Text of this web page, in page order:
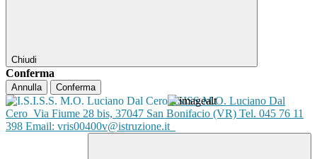
Chiudi
Conferma
Annulla Conferma
ISISS M.O. Luciano Dal
Cero Via Fiume 28 bis, 37047 San Bonifacio (VR) Tel. 045 76 11
398 Email: vris00400v@istruzione.it